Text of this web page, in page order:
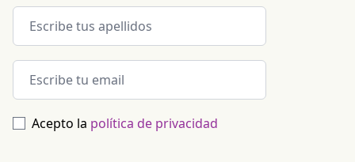
Acepto la política de privacidad